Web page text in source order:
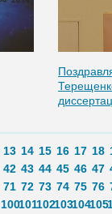
13 14 15 16 17 18
42 43 44 45 46 47
71 72 73 74 75 76
100101102103104105